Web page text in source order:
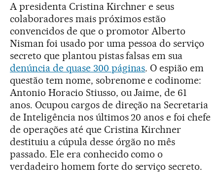
A presidenta Cristina Kirchner e seus
colaboradores mais próximos estão
convencidos de que o promotor Alberto
Nisman foi usado por uma pessoa do serviço
secreto que plantou pistas falsas em sua
denúncia de quase 300 páginas. O espião em
questão tem nome, sobrenome e codinome:
Antonio Horacio Stiusso, ou Jaime, de 61
anos. Ocupou cargos de direção na Secretaria
de Inteligência nos últimos 20 anos e foi chefe
de operações até que Cristina Kirchner
destituiu a cúpula desse órgão no mês
passado. Ele era conhecido como o
verdadeiro homem forte do serviço secreto.